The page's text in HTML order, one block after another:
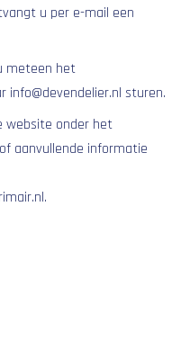
u per e-mail een
meteen het
info@devendelier.nl sturen.
website onder het
aanvullende informatie